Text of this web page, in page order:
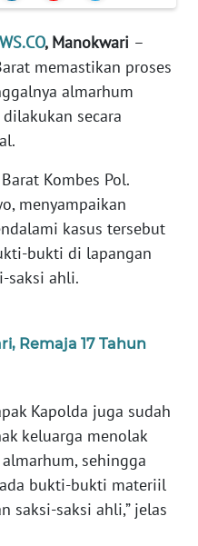
, Manokwari –
memastikan proses
almarhum
secara
Kombes Pol.
menyampaikan
kasus tersebut
bukti di lapangan
saksi ahli.
Remaja 17 Tahun
Kapolda juga sudah
keluarga menolak
sehingga
bukti-bukti materiil
saksi-saksi ahli,” jelas